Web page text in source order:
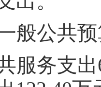
般公共
服务支出